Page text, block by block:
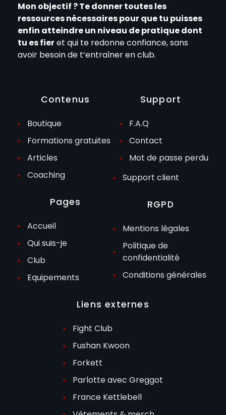
Mon objectif ? Te donner toutes les
ressources nécessaires pour que tu puisses
enfin atteindre un niveau de pratique dont
tu es fieret qui te redonne confiance, sans
avoir besoin de t’entraîner en club.
Contenus
Boutique
Formations gratuites
Articles
Coaching
Pages
Accueil
Qui suis-je
Club
Equipements
Support
F.A.Q
Contact
Mot de passe perdu
Support client
RGPD
Mentions légales
Politique de
confidentialité
Conditions générales
Liens externes
Fight Club
Fushan Kwoon
Forkett
Parlotte avec Greggot
France Kettlebell